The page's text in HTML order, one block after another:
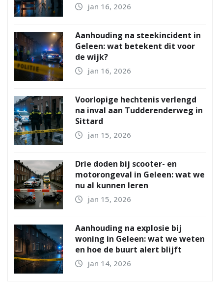
jan 16, 2026
Aanhouding na steekincident in
Geleen: wat betekent dit voor
de wijk?
jan 16, 2026
Voorlopige hechtenis verlengd
na inval aan Tudderenderweg in
Sittard
jan 15, 2026
Drie doden bij scooter- en
motorongeval in Geleen: wat we
nu al kunnen leren
jan 15, 2026
Aanhouding na explosie bij
woning in Geleen: wat we weten
en hoe de buurt alert blijft
jan 14, 2026